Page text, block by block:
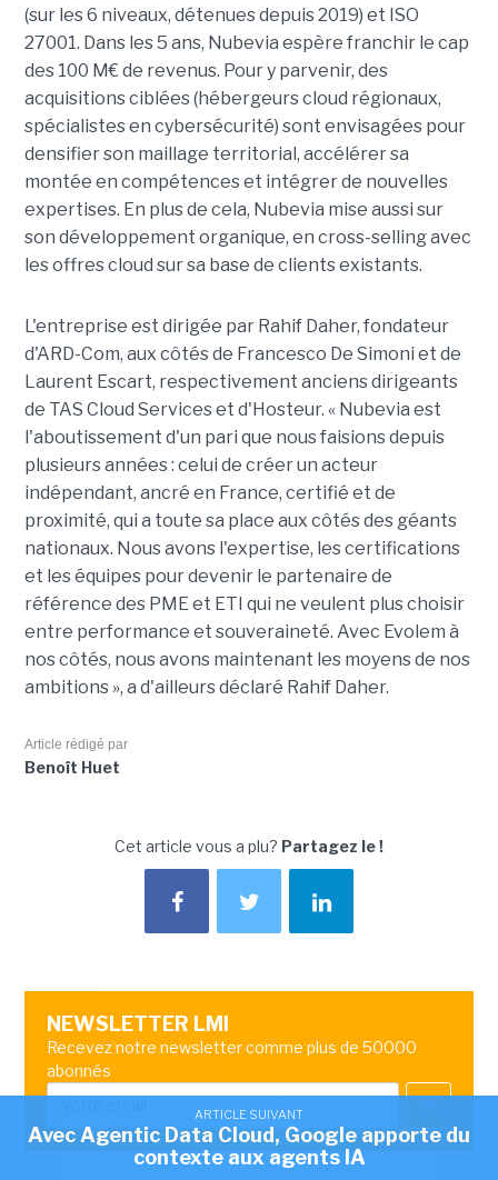
(sur les 6 niveaux, détenues depuis 2019) et ISO
27001. Dans les 5 ans, Nubevia espère franchir le cap
des 100 M€ de revenus. Pour y parvenir, des
acquisitions ciblées (hébergeurs cloud régionaux,
spécialistes en cybersécurité) sont envisagées pour
densifier son maillage territorial, accélérer sa
montée en compétences et intégrer de nouvelles
expertises. En plus de cela, Nubevia mise aussi sur
son développement organique, en cross-selling avec
les offres cloud sur sa base de clients existants.
L'entreprise est dirigée par Rahif Daher, fondateur
d'ARD-Com, aux côtés de Francesco De Simoni et de
Laurent Escart, respectivement anciens dirigeants
de TAS Cloud Services et d'Hosteur. « Nubevia est
l'aboutissement d'un pari que nous faisions depuis
plusieurs années : celui de créer un acteur
indépendant, ancré en France, certifié et de
proximité, qui a toute sa place aux côtés des géants
nationaux. Nous avons l'expertise, les certifications
et les équipes pour devenir le partenaire de
référence des PME et ETI qui ne veulent plus choisir
entre performance et souveraineté. Avec Evolem à
nos côtés, nous avons maintenant les moyens de nos
ambitions », a d'ailleurs déclaré Rahif Daher.
Article rédigé par
Benoît Huet
Cet article vous a plu? Partagez le !
NEWSLETTER LMI
Recevez notre newsletter comme plus de 50000
abonnés
ARTICLE SUIVANT
Avec Agentic Data Cloud, Google apporte du
contexte aux agents IA